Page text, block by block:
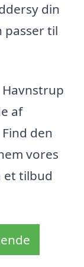
din
passer til
af
den
vores
et tilbud